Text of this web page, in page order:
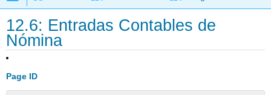
12.6: Entradas Contables de
Nómina
Page ID